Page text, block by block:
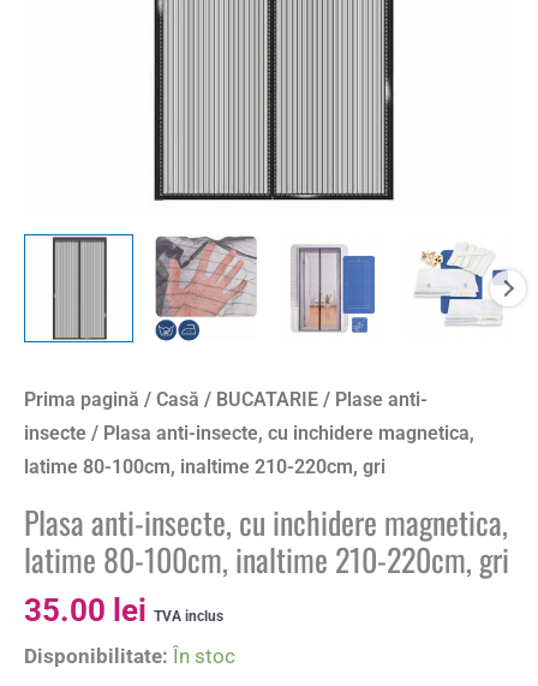
Prima pagină / Casă / BUCATARIE / Plase anti-
insecte / Plasa anti-insecte, cu inchidere magnetica,
latime 80-100cm, inaltime 210-220cm, gri
Plasa anti-insecte, cu inchidere magnetica,
latime 80-100cm, inaltime 210-220cm, gri
35.00 lei TVA inclus
Disponibilitate: În stoc